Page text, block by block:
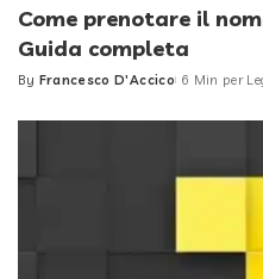
Come prenotare il
Guida completa
Posted
By Francesco D'Accico 6 Min per